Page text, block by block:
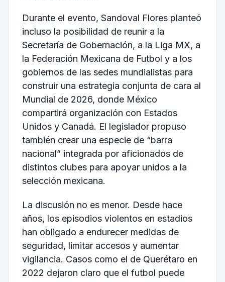
Durante el evento, Sandoval Flores planteó
incluso la posibilidad de reunir a la
Secretaría de Gobernación, a la Liga MX, a
la Federación Mexicana de Futbol y a los
gobiernos de las sedes mundialistas para
construir una estrategia conjunta de cara al
Mundial de 2026, donde México
compartirá organización con Estados
Unidos y Canadá. El legislador propuso
también crear una especie de “barra
nacional” integrada por aficionados de
distintos clubes para apoyar unidos a la
selección mexicana.
La discusión no es menor. Desde hace
años, los episodios violentos en estadios
han obligado a endurecer medidas de
seguridad, limitar accesos y aumentar
vigilancia. Casos como el de Querétaro en
2022 dejaron claro que el futbol puede